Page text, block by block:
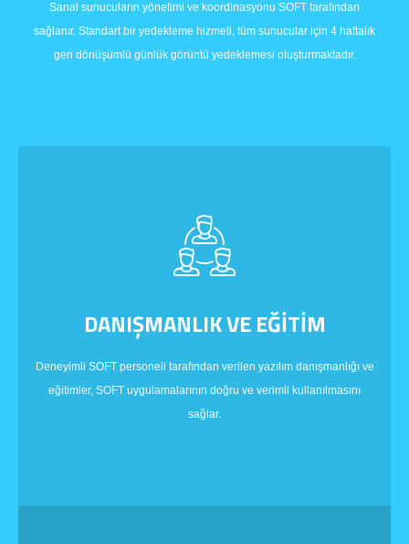
Sanal sunucuların yönetimi ve koordinasyonu SOFT tarafından
sağlanır. Standart bir yedekleme hizmeti, tüm sunucular için 4 haftalık
geri dönüşümlü günlük görüntü yedeklemesi oluşturmaktadır.
DANIŞMANLIK VE EĞİTİM
Deneyimli SOFT personeli tarafından verilen yazılım danışmanlığı ve
eğitimler, SOFT uygulamalarının doğru ve verimli kullanılmasını
sağlar.